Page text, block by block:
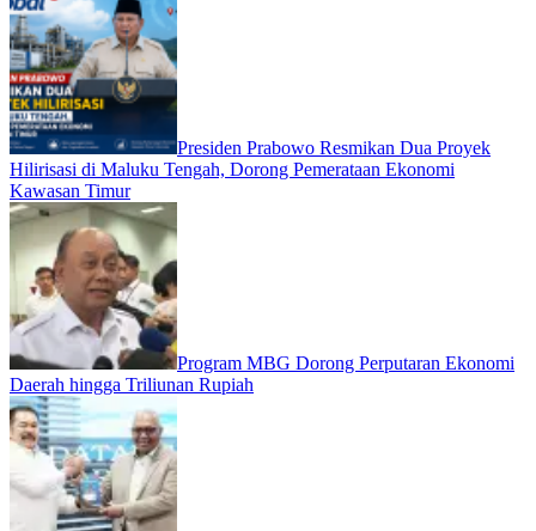
Presiden Prabowo Resmikan Dua Proyek
Hilirisasi di Maluku Tengah, Dorong Pemerataan Ekonomi
Kawasan Timur
Program MBG Dorong Perputaran Ekonomi
Daerah hingga Triliunan Rupiah